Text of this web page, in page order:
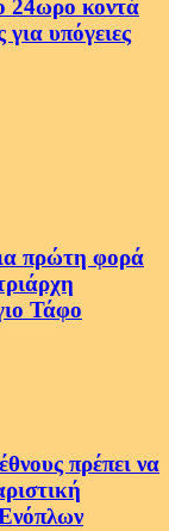
24ωρο κοντά
υπόγειες
πρώτη φορά
Τάφο
πρέπει να